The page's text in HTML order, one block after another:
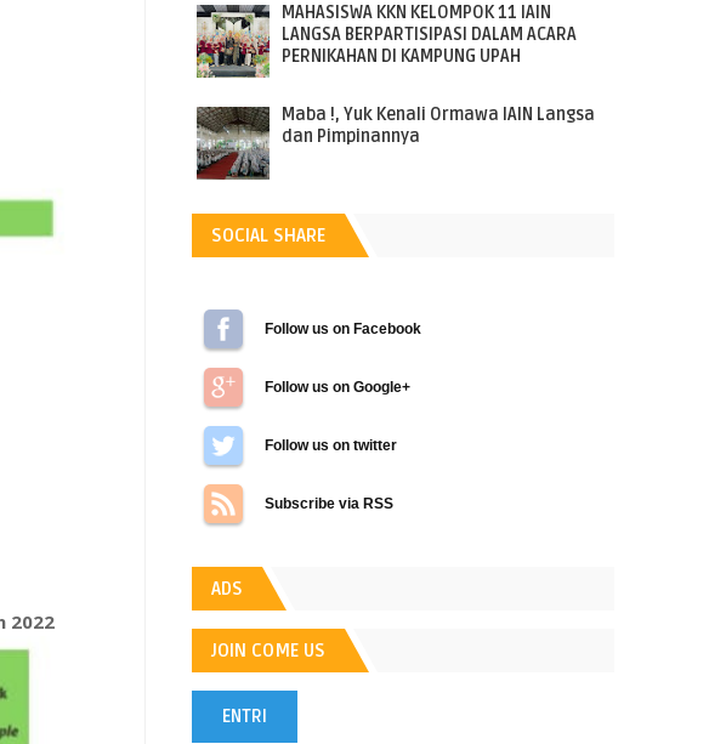
2022
MAHASISWA KKN KELOMPOK 11 IAIN
LANGSA BERPARTISIPASI DALAM ACARA
PERNIKAHAN DI KAMPUNG UPAH
Maba !, Yuk Kenali Ormawa IAIN Langsa
dan Pimpinannya
SOCIAL SHARE
Follow us on Facebook
Follow us on Google+
Follow us on Twitter
Subscribe via RSS
ADS
JOIN COME US
ENTRI